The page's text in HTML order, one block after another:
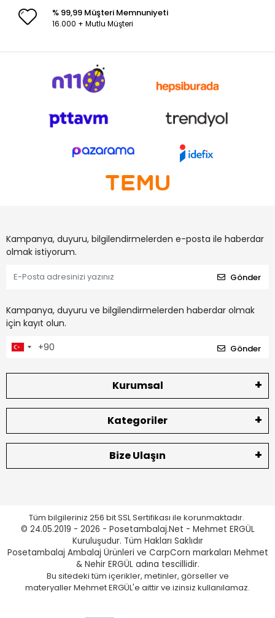
% 99,99 Müşteri Memnuniyeti
16.000 + Mutlu Müşteri
Kampanya, duyuru, bilgilendirmelerden e-posta ile haberdar
olmak istiyorum.
Gönder
Kampanya, duyuru ve bilgilendirmelerden haberdar olmak
için kayıt olun.
Gönder
Kurumsal
Kategoriler
Bize Ulaşın
Tüm bilgileriniz 256 bit SSL Sertifikası ile korunmaktadır.
© 24.05.2019 - 2026 - Posetambalaj.Net - Mehmet ERGÜL
Kuruluşudur. Tüm Hakları Saklıdır
Posetambalaj Ambalaj Ürünleri ve CarpCorn markaları Mehmet
& Nehir ERGÜL adına tescillidir.
Bu sitedeki tüm içerikler, metinler, görseller ve
materyaller Mehmet ERGÜL'e aittir ve izinsiz kullanılamaz.